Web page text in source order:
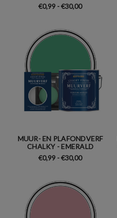
€0,99 - €30,00
MUUR- EN PLAFONDVERF
CHALKY - EMERALD
€0,99 - €30,00